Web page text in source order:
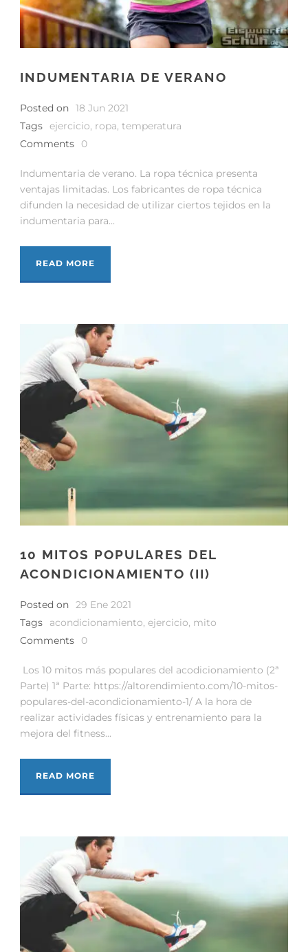
INDUMENTARIA DE VERANO
Posted on 18 Jun 2021
Tags ejercicio, ropa, temperatura
Comments
0
Indumentaria de verano. La ropa técnica presenta
ventajas limitadas. Los fabricantes de ropa técnica
difunden la necesidad de utilizar ciertos tejidos en la
indumentaria para...
READ MORE
10 MITOS POPULARES DEL
ACONDICIONAMIENTO (II)
Posted on 29 Ene 2021
Tags
acondicionamiento, ejercicio, mito
Comments
0
Los 10 mitos más populares del acodicionamiento (2ª
Parte) 1ª Parte: https://altorendimiento.com/10-mitos-
populares-del-acondicionamiento-1/ A la hora de
realizar actividades físicas y entrenamiento para la
mejora del fitness...
READ MORE